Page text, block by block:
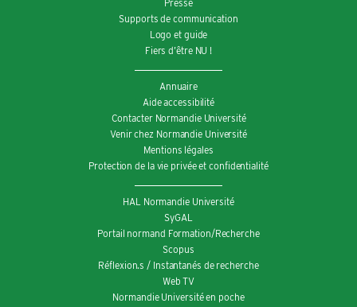
Presse
Supports de communication
Logo et guide
Fiers d’être NU !
Annuaire
Aide accessibilité
Contacter Normandie Université
Venir chez Normandie Université
Mentions légales
Protection de la vie privée et confidentialité
HAL Normandie Université
SyGAL
Portail normand Formation/Recherche
Scopus
Réflexion.s / Instantanés de recherche
Web TV
Normandie Université en poche